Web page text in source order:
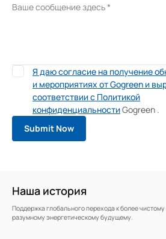
Я даю согласие на получение
и ​​мероприятиях от Gogreen и
соответствии с Политикой
конфиденциальностиGogreen .
Наша история
Поддержка глобального перехода к более чистому
разумному энергетическому будущему.